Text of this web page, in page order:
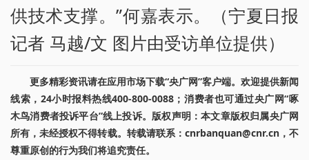
供技术支撑。”何嘉表示。（宁夏日报
记者 马越/文 图片由受访单位提供）
更多精彩资讯请在应用市场下载“央广网”客户端。欢迎提供新闻
线索，24小时报料热线400-800-0088；消费者也可通过央广网“啄
木鸟消费者投诉平台”线上投诉。版权声明：本文章版权归属央广网
所有，未经授权不得转载。转载请联系：cnrbanquan@cnr.cn，不
尊重原创的行为我们将追究责任。